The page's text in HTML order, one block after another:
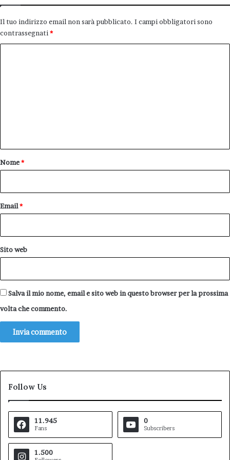
Il tuo indirizzo email non sarà pubblicato. I campi obbligatori sono
contrassegnati *
o
Nome*
Email*
Sito web
Salva il mio nome, email e sito web in questo browser per la prossima
volta che commento.
Follow Us
11.945
Fans
0
Subscribers
1.500